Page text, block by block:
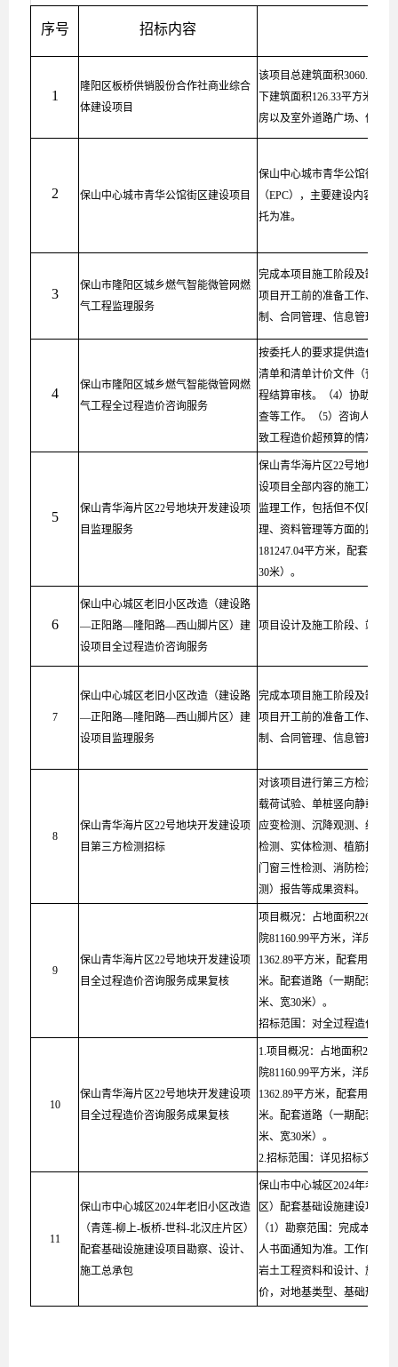
序号 招标内容
1
隆阳区板桥供销股份合作社商业综合
体建设项目
该项目总建筑面积3060.32平
下建筑面积126.33平方米；
房以及室外道路广场、停车
2 保山中心城市青华公馆街区建设项目
保山中心城市青华公馆街区
（EPC），主要建设内容为
托为准。
3
保山市隆阳区城乡燃气智能微管网燃
气工程监理服务
完成本项目施工阶段及缺陷
项目开工前的准备工作、建
制、合同管理、信息管理以
4
保山市隆阳区城乡燃气智能微管网燃
气工程全过程造价咨询服务
按委托人的要求提供造价咨
清单和清单计价文件（预算
程结算审核。（4）协助及配
查等工作。（5）咨询人应及
致工程造价超预算的情况,应
5
保山青华海片区22号地块开发建设项
目监理服务
保山青华海片区22号地块开
设项目全部内容的施工准备
监理工作，包括但不仅限于
理、资料管理等方面的监督
181247.04平方米，配套道路
30米）。
6
保山中心城区老旧小区改造（建设路
—正阳路—隆阳路—西山脚片区）建
设项目全过程造价咨询服务
项目设计及施工阶段、竣工
7
保山中心城区老旧小区改造（建设路
—正阳路—隆阳路—西山脚片区）建
设项目监理服务
完成本项目施工阶段及缺陷
项目开工前的准备工作、建
制、合同管理、信息管理以
8
保山青华海片区22号地块开发建设项
目第三方检测招标
对该项目进行第三方检测服
载荷试验、单桩竖向静载试
应变检测、沉降观测、绝缘
检测、实体检测、植筋拉拔
门窗三性检测、消防检测、
测）报告等成果资料。
9
保山青华海片区22号地块开发建设项
目全过程造价咨询服务成果复核
项目概况：占地面积226.19
院81160.99平方米，洋房
1362.89平方米，配套用房面
米。配套道路（一期配套道
米、宽30米）。
招标范围：对全过程造价咨
10
保山青华海片区22号地块开发建设项
目全过程造价咨询服务成果复核
1.项目概况：占地面积226.19
院81160.99平方米，洋房
1362.89平方米，配套用房面
米。配套道路（一期配套道
米、宽30米）。
2.招标范围：详见招标文件要
11
保山市中心城区2024年老旧小区改造
（青莲-柳上-板桥-世科-北汉庄片区）
配套基础设施建设项目勘察、设计、
施工总承包
保山市中心城区2024年老旧
区）配套基础设施建设项目
（1）勘察范围：完成本建
人书面通知为准。工作内容
岩土工程资料和设计、施工
价，对地基类型、基础形式